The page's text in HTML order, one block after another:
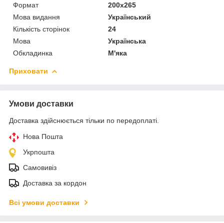
Формат
200х265
Мова видання
Український
Кількість сторінок
24
Мова
Українська
Обкладинка
М'яка
Приховати
Умови доставки
Доставка здійснюється тільки по передоплаті.
Нова Пошта
Укрпошта
Самовивіз
Доставка за кордон
Всі умови доставки